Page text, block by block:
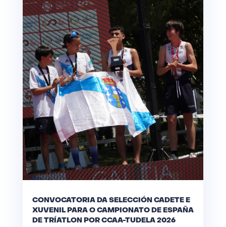
CONVOCATORIA DA SELECCIÓN CADETE E
XUVENIL PARA O CAMPIONATO DE ESPAÑA
DE TRÍATLON POR CCAA-TUDELA 2026